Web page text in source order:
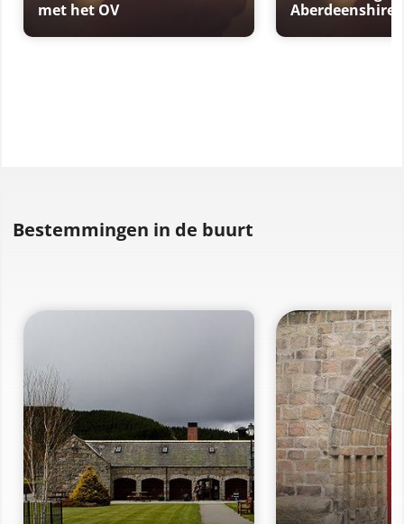
met het OV
Aberdeenshire
Bestemmingen in de buurt